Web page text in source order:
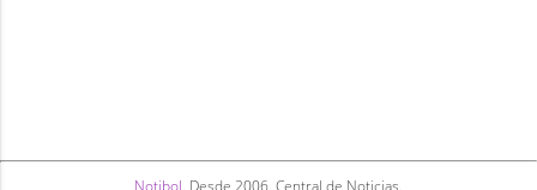
Notibol . Desde 2006. Central de Noticias.